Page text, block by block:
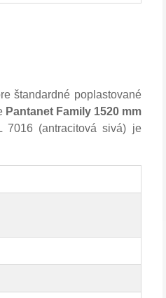
štandardné poplastované
Pantanet Family 1520 mm
7016 (antracitová sivá) je